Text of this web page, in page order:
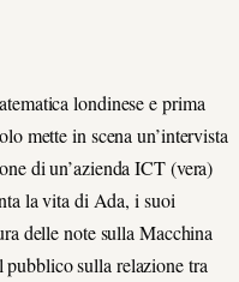
londinese e prima
mette in scena un’intervista
di un’azienda ICT (vera)
la vita di Ada, i suoi
delle note sulla Macchina
sulla relazione tra